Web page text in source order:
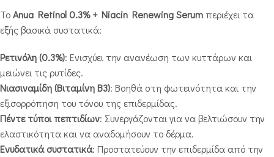
ΤοAnua Retinol 0.3% + Niacin Renewing Serum περιέχει τα
εξής βασικά συστατικά:
Ρετινόλη (0.3%): Ενισχύει την ανανέωση των κυττάρων και
μειώνει τις ρυτίδες.
Νιασιναμίδη (Βιταμίνη B3): Βοηθά στη φωτεινότητα και την
εξισορρόπηση του τόνου της επιδερμίδας.
Πέντε τύποι πεπτιδίων: Συνεργάζονται για να βελτιώσουν την
ελαστικότητα και να αναδομήσουν το δέρμα.
Ενυδατικά συστατικά: Προστατεύουν την επιδερμίδα από την